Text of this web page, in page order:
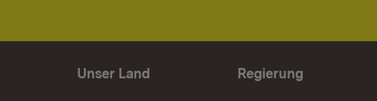
Unser Land Regierung